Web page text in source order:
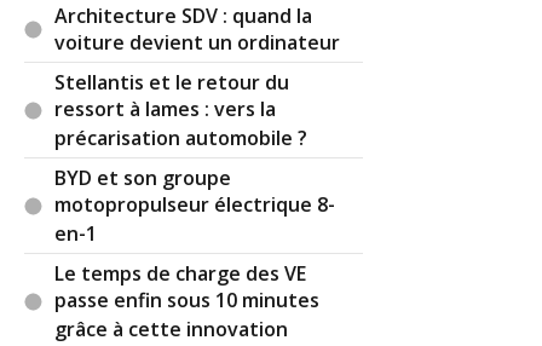
Architecture SDV : quand la
voiture devient un ordinateur
Stellantis et le retour du
ressort à lames : vers la
précarisation automobile ?
BYD et son groupe
motopropulseur électrique 8-
en-1
Le temps de charge des VE
passe enfin sous 10 minutes
grâce à cette innovation